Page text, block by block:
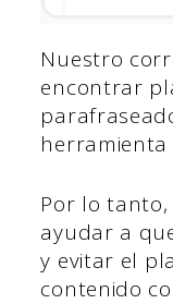
Nuestro
encontrar
Por lo
ayudar a
y evitar el
contenido